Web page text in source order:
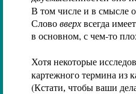
В том числе и в смысле
Слововверхвсегда
в основном, с чем-то
Хотя некоторые
картежного термина из
(Кстати, чтобы ваши